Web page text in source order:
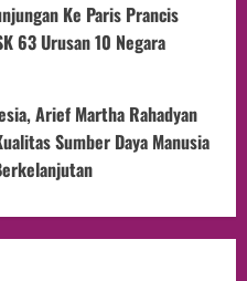
Ke Paris Prancis
63 Urusan 10 Negara
Arief Martha Rahadyan
Sumber Daya Manusia